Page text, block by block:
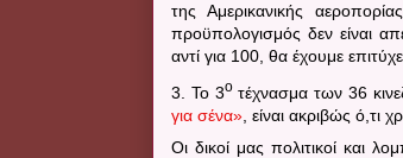
της Αμερικανικής
προϋπολογισμός δεν είναι
αντί για 100, θα έχουμε
3. Το 3οτέχνασμα των 36
για σένα» , είναι ακριβώς ό,τι
Οι δικοί μας πολιτικοί και